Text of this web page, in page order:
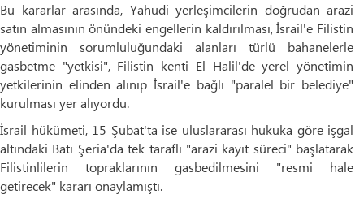
Bu kararlar arasında, Yahudi yerleşimcilerin doğrudan arazi
satın almasının önündeki engellerin kaldırılması, İsrail'e Filistin
yönetiminin sorumluluğundaki alanları türlü bahanelerle
gasbetme "yetkisi", Filistin kenti El Halil'de yerel yönetimin
yetkilerinin elinden alınıp İsrail'e bağlı "paralel bir belediye"
kurulması yer alıyordu.
İsrail hükümeti, 15 Şubat'ta ise uluslararası hukuka göre işgal
altındaki Batı Şeria'da tek taraflı "arazi kayıt süreci" başlatarak
Filistinlilerin topraklarının gasbedilmesini "resmi hale
getirecek" kararı onaylamıştı.